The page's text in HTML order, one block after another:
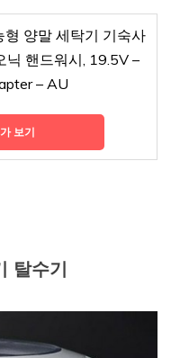
양말 세탁기 기숙사
닉 핸드워시, 19.5V –
– AU
보기
탈수기